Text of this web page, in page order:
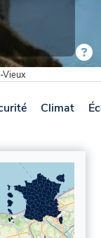
Vieux
Climat